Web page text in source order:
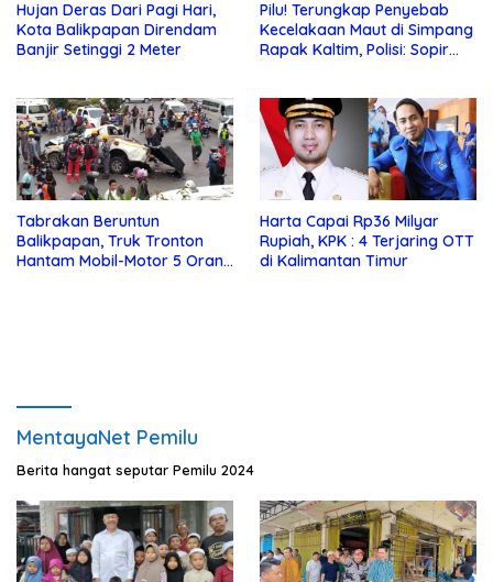
Hujan Deras Dari Pagi Hari,
Kota Balikpapan Direndam
Banjir Setinggi 2 Meter
Pilu! Terungkap Penyebab
Kecelakaan Maut di Simpang
Rapak Kaltim, Polisi: Sopir
Tabrakan Beruntun
Balikpapan, Truk Tronton
Hantam Mobil-Motor 5 Orang
Harta Capai Rp36 Milyar
Rupiah, KPK : 4 Terjaring OTT
di Kalimantan Timur
MentayaNet Pemilu
Berita hangat seputar Pemilu 2024